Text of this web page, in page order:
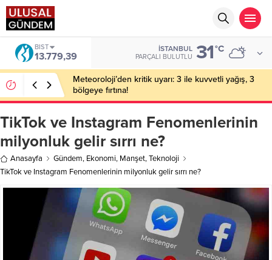
DOLAR
47,7111
İSTANBUL
PARÇALI BULUTLU 31°C
Bakan Gürlek’in eşine yönelik eylem hazırlığı: 2
şüpheli tutuklandı
TikTok ve Instagram Fenomenlerinin
milyonluk gelir sırrı ne?
Anasayfa Gündem, Ekonomi, Manşet,Teknoloji
TikTok ve Instagram Fenomenlerinin milyonluk gelir sırrı ne?